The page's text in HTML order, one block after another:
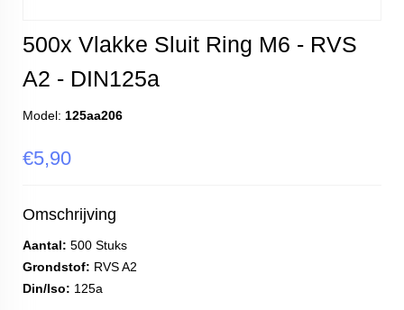
500x Vlakke Sluit Ring M6 - RVS
A2 - DIN125a
Model: 125aa206
€5,90
Omschrijving
Aantal: 500 Stuks
Grondstof: RVS A2
Din/Iso: 125a